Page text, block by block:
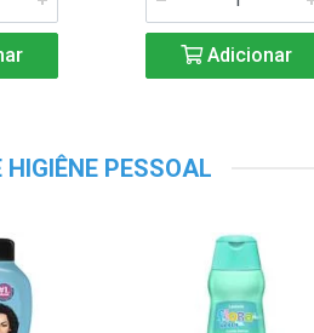
Adicionar
PESSOAL